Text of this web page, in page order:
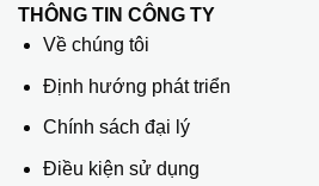
THÔNG TIN CÔNG TY
Về chúng tôi
Định hướng phát triển
Chính sách đại lý
Điều kiện sử dụng